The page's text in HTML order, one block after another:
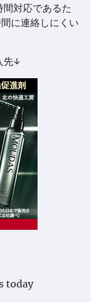
対応であるた
に連絡しにくい
先↓
today